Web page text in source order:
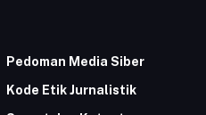
Pedoman Media Siber
Kode Etik Jurnalistik